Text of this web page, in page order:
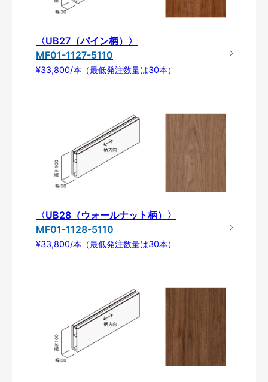
〈UB27（パイン柄）〉
MF01-1127-5110
¥33,800/本（最低発注数量は30本）
〈UB28（ウォールナット柄）〉
MF01-1128-5110
¥33,800/本（最低発注数量は30本）